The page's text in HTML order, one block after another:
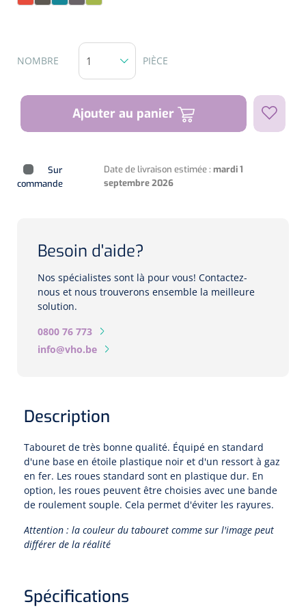
Biomètres
Biomètres optiques
Pachimètres
Lampes à fente
Lampe à fente
Lasers
Sunrise
Taupe
TealTitanium
Zest
NOMBRE PIÈCE
Ajouter au panier
Sur
commande
Date de livraison estimée :mardi 1
septembre 2026
Besoin d'aide?
Nos spécialistes sont là pour vous! Contactez-
nous et nous trouverons ensemble la meilleure
solution.
0800 76 773
info@vho.be
Description
Tabouret de très bonne qualité. Équipé en standard
d'une base en étoile plastique noir et d'un ressort à gaz
en fer. Les roues standard sont en plastique dur. En
option, les roues peuvent être choisies avec une bande
de roulement souple. Cela permet d'éviter les rayures.
Attention : la couleur du tabouret comme sur l'image peut
différer de la réalité
Spécifications